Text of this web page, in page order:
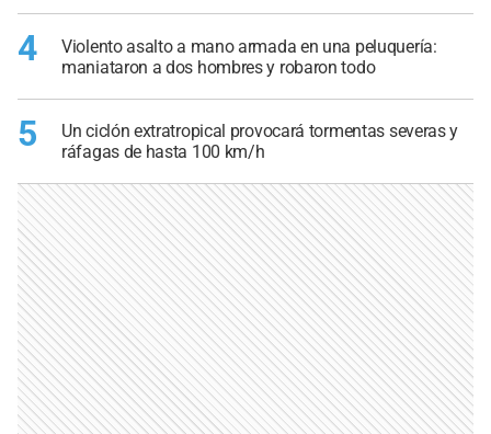
4
Violento asalto a mano armada en una peluquería:
maniataron a dos hombres y robaron todo
5
Un ciclón extratropical provocará tormentas severas y
ráfagas de hasta 100 km/h